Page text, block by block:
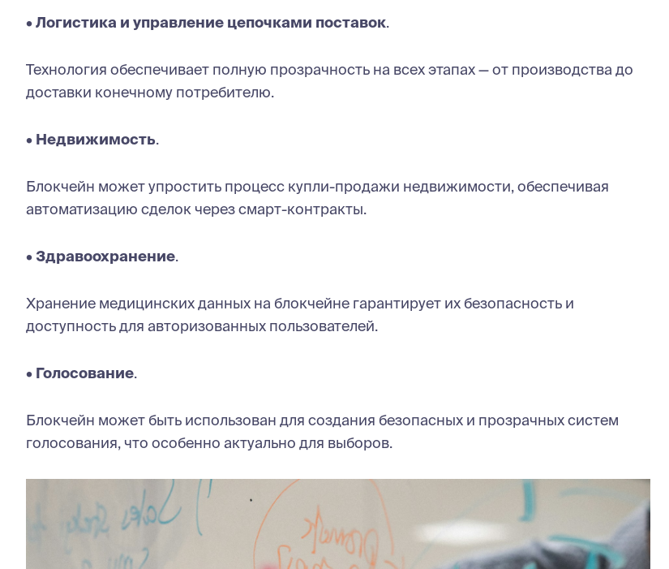
•Логистика и управление цепочками поставок.
Технология обеспечивает полную прозрачность на всех этапах — от производства до
доставки конечному потребителю.
• Недвижимость.
Блокчейн может упростить процесс купли-продажи недвижимости, обеспечивая
автоматизацию сделок через смарт-контракты.
• Здравоохранение.
Хранение медицинских данных на блокчейне гарантирует их безопасность и
доступность для авторизованных пользователей.
• Голосование.
Блокчейн может быть использован для создания безопасных и прозрачных систем
голосования, что особенно актуально для выборов.